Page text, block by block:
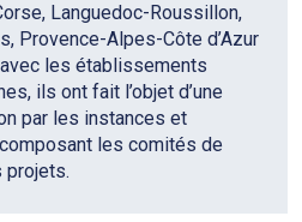
Languedoc-Roussillon,
Provence-Alpes-Côte d’Azur
les établissements
ils ont fait l’objet d’une
par les instances et
les comités de